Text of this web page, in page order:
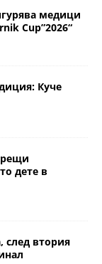
медици
Cup”2026“
Куче
дете в
след втория